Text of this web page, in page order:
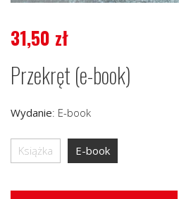
31,50 zł
Przekręt (e-book)
Wydanie: E-book
Książka E-book